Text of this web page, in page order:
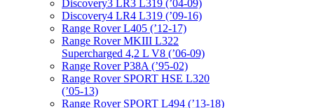
Discovery3 LR3 L319 (’04-09)
Discovery4 LR4 L319 (’09-16)
Range Rover L405 (’12-17)
Range Rover MKIII L322
Supercharged 4,2 L V8 (’06-09)
Range Rover P38A (’95-02)
Range Rover SPORT HSE L320
(’05-13)
Range Rover SPORT L494 (’13-18)